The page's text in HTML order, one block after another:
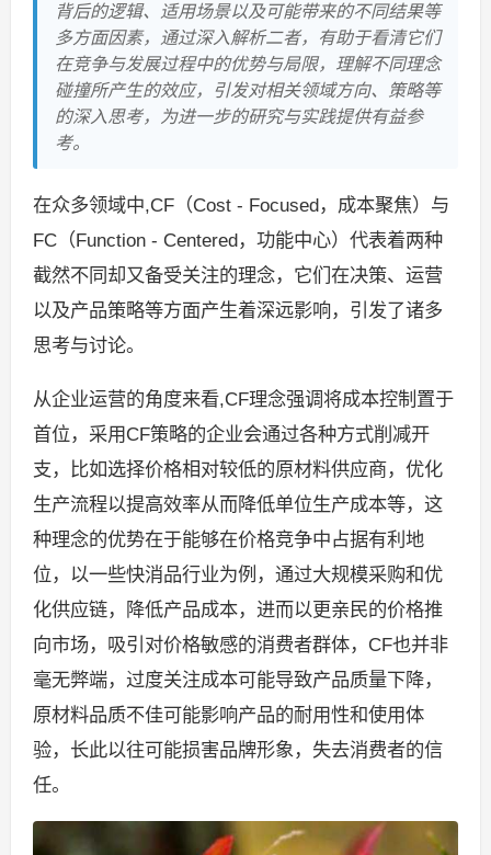
背后的逻辑、适用场景以及可能带来的不同结果等
多方面因素，通过深入解析二者，有助于看清它们
在竞争与发展过程中的优势与局限，理解不同理念
碰撞所产生的效应，引发对相关领域方向、策略等
的深入思考，为进一步的研究与实践提供有益参
考。
在众多领域中,CF（Cost - Focused，成本聚焦）与
FC（Function - Centered，功能中心）代表着两种
截然不同却又备受关注的理念，它们在决策、运营
以及产品策略等方面产生着深远影响，引发了诸多
思考与讨论。
从企业运营的角度来看,CF理念强调将成本控制置于
首位，采用CF策略的企业会通过各种方式削减开
支，比如选择价格相对较低的原材料供应商，优化
生产流程以提高效率从而降低单位生产成本等，这
种理念的优势在于能够在价格竞争中占据有利地
位，以一些快消品行业为例，通过大规模采购和优
化供应链，降低产品成本，进而以更亲民的价格推
向市场，吸引对价格敏感的消费者群体，CF也并非
毫无弊端，过度关注成本可能导致产品质量下降，
原材料品质不佳可能影响产品的耐用性和使用体
验，长此以往可能损害品牌形象，失去消费者的信
任。